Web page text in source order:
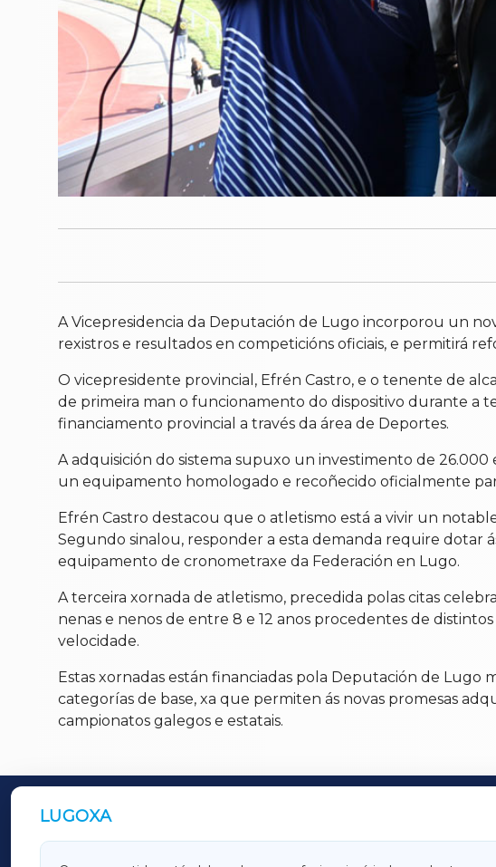
A Vicepresidencia da Deputación de Lugo incorporou un
rexistros e resultados en competicións oficiais, e permitirá
O vicepresidente provincial, Efrén Castro, e o tenente de
de primeira man o funcionamento do dispositivo durante a
financiamento provincial a través da área de Deportes.
A adquisición do sistema supuxo un investimento de
un equipamento homologado e recoñecido oficialmente
Efrén Castro destacou que o atletismo está a vivir un
Segundo sinalou, responder a esta demanda require dotar
equipamento de cronometraxe da Federación en Lugo.
A terceira xornada de atletismo, precedida polas citas
nenas e nenos de entre 8 e 12 anos procedentes de
velocidade.
Estas xornadas están financiadas pola Deputación de
categorías de base, xa que permiten ás novas promesas
campionatos galegos e estatais.
LUGOXA
OUTROS PERIÓDICOS